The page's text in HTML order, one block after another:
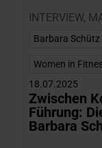
INTERVIEW,
Barbara Schütz
Women in
18.07.2025
Zwischen
Führung:
Barbara